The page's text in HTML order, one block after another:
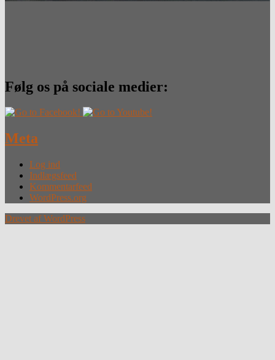
Følg os på sociale medier:
Meta
Log ind
Indlægsfeed
Kommentarfeed
WordPress.org
Drevet af WordPress